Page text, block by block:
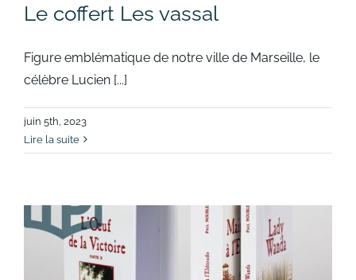
Le coffert Les vassal
Figure emblématique de notre ville de Marseille, le
célèbre Lucien [...]
juin 5th, 2023
Lire la suite